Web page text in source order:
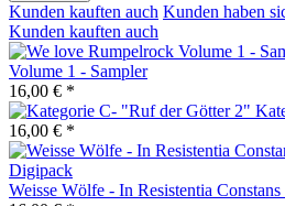
Kunden kauften auch Kunden haben
Kunden kauften auch
Volume 1 - Sampler
16,00 € *
16,00 € *
Weisse Wölfe - In Resistentia